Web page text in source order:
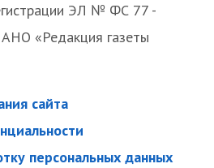
ЭЛ № ФС 77 -
«Редакция газеты
сайта
персональных данных